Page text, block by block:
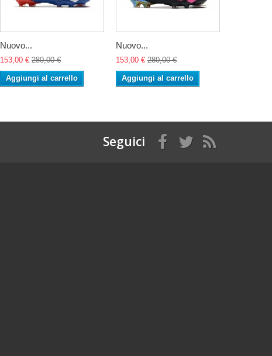
Nuovo...
153,00 € 280,00 €
Aggiungi al carrello
Nuovo...
153,00 € 280,00 €
Aggiungi al carrello
Seguici